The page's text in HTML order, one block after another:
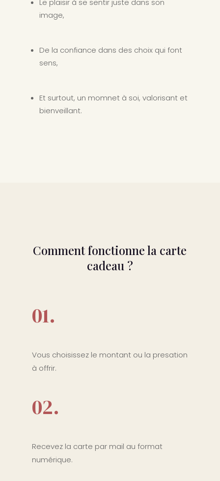
Le plaisir à se sentir juste dans son
image,
De la confiance dans des choix qui font
sens,
Et surtout, un momnet à soi, valorisant et
bienveillant.
Comment fonctionne la carte
cadeau ?
01.
Vous choisissez le montant ou la presation
à offrir.
02.
Recevez la carte par mail au format
numérique.